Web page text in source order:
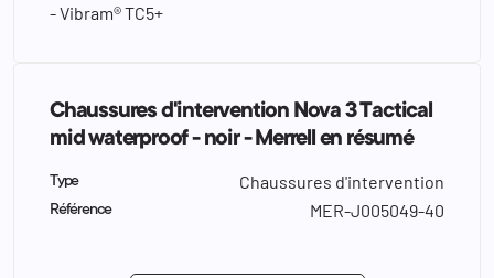
- Vibram® TC5+
Chaussures d'intervention Nova 3 Tactical
mid waterproof - noir - Merrell en résumé
Type Chaussures d'intervention
Référence MER-J005049-40